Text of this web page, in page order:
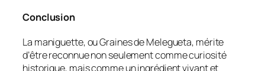
Conclusion
La maniguette, ou Graines de Melegueta, mérite
d’être reconnue non seulement comme curiosité
historique, mais comme un ingrédient vivant et